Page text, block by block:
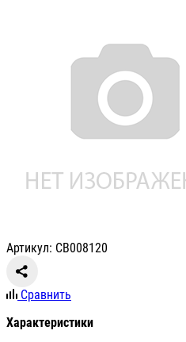
Артикул: СВ008120
Сравнить
Характеристики